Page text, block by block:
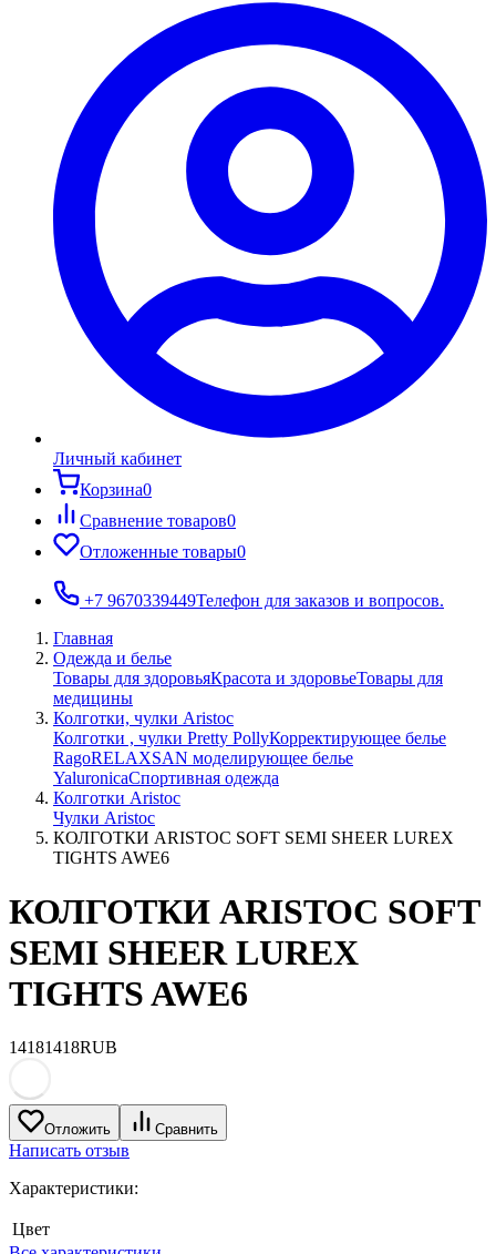
Личный кабинет
Корзина0
Сравнение товаров0
Отложенные товары0
+7 9670339449Телефон для заказов и вопросов.
Главная
Одежда и белье
Товары для здоровьяКрасота и здоровьеТовары для
медицины
Колготки, чулки Aristoc
Колготки , чулки Pretty PollyКорректирующее белье
RagoRELAXSAN моделирующее белье
YaluroniсaСпортивная одежда
Колготки Aristoc
Чулки Aristoc
КОЛГОТКИ ARISTOC SOFT SEMI SHEER LUREX
TIGHTS AWE6
КОЛГОТКИ ARISTOC SOFT
SEMI SHEER LUREX
TIGHTS AWE6
14181418RUB
Отложить Сравнить
Написать отзыв
Характеристики:
Цвет